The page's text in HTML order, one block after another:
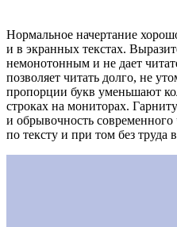
Нормальное начертание
и в экранных текстах.
немонотонным и не дает
позволяет читать долго, не
пропорции букв уменьшают
строках на мониторах.
и обрывочность современного
по тексту и при том без труда